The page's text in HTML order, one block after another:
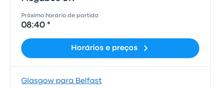
Próximo horário de partida
08:40 *
Horários e preços
Glasgow para Belfast